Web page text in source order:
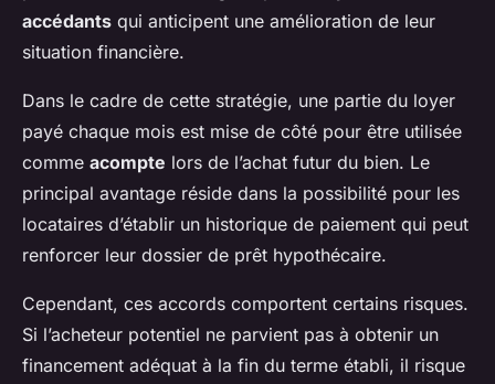
accédants qui anticipent une amélioration de leur
situation financière.
Dans le cadre de cette stratégie, une partie du loyer
payé chaque mois est mise de côté pour être utilisée
comme acompte lors de l’achat futur du bien. Le
principal avantage réside dans la possibilité pour les
locataires d’établir un historique de paiement qui peut
renforcer leur dossier de prêt hypothécaire.
Cependant, ces accords comportent certains risques.
Si l’acheteur potentiel ne parvient pas à obtenir un
financement adéquat à la fin du terme établi, il risque